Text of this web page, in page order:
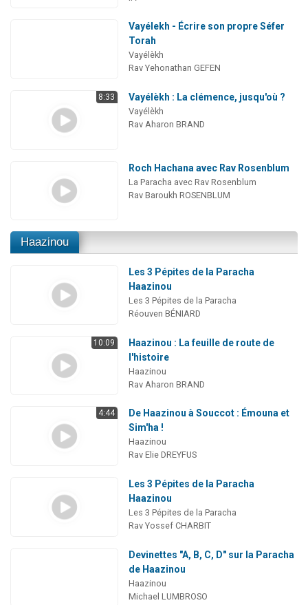
Vayélekh - Écrire son propre Séfer
Torah
Vayélèkh
Rav Yehonathan GEFEN
8:33 Vayélèkh : La clémence, jusqu'où ?
Vayélèkh
Rav Aharon BRAND
Roch Hachana avec Rav Rosenblum
La Paracha avec Rav Rosenblum
Rav Baroukh ROSENBLUM
Haazinou
Les 3 Pépites de la Paracha
Haazinou
Les 3 Pépites de la Paracha
Réouven BÉNIARD
10:09
Haazinou : La feuille de route de
l'histoire
Haazinou
Rav Aharon BRAND
4:44
De Haazinou à Souccot : Émouna et
Sim'ha !
Haazinou
Rav Elie DREYFUS
Les 3 Pépites de la Paracha
Haazinou
Les 3 Pépites de la Paracha
Rav Yossef CHARBIT
Devinettes "A, B, C, D" sur la Paracha
de Haazinou
Haazinou
Michael LUMBROSO